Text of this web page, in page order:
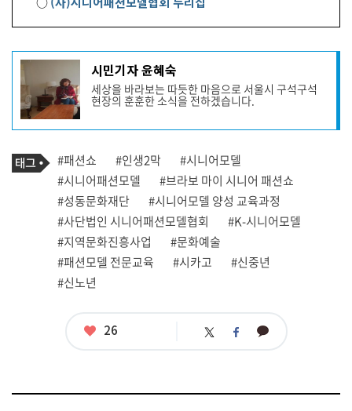
기
사
작
성
자
프
필
시민기자 윤혜숙
세상을 바라보는 따듯한 마음으로 서울시 구석구석
현장의 훈훈한 소식을 전하겠습니다.
사
관
련
태
그
태
그
#패션쇼 #인생2막
#시니어모델
#시니어패션모델
#브라보 마이 시니어 패션쇼
#성동문화재단
#시니어모델 양성 교육과정
#사단법인 시니어패션모델협회
#K-시니어모델
#지역문화진흥사업
#문화예술
#패션모델 전문교육
#시카고
#신중년
#신노년
좋
26 트 페 카